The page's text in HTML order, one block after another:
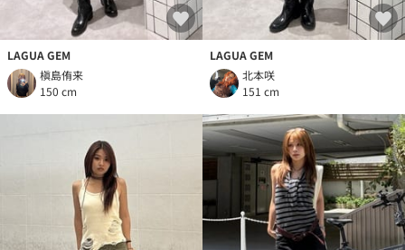
LAGUA GEM
槇島侑来
150 cm
LAGUA GEM
北本咲
151 cm